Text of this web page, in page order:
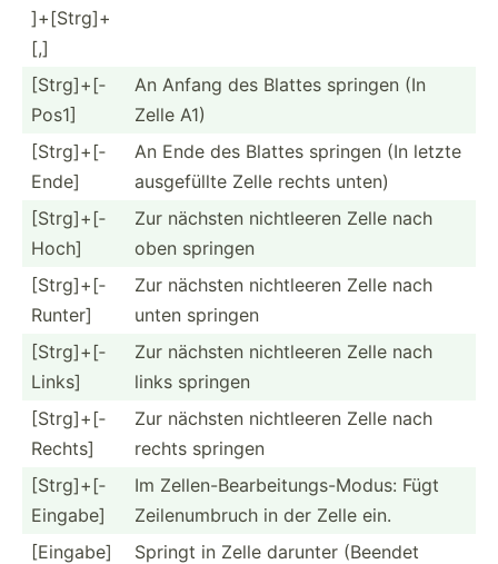
]+­[​S­trg­]+
[,]
[​Strg­]+[­
Pos1]
An Anfang des Blattes springen (In
Zelle A1)
[​Strg­]+[­
Ende]
An Ende des Blattes springen (In letzte
ausgef­üllte Zelle rechts unten)
[​Strg­]+[­
Hoch]
Zur nächsten nichtl­eeren Zelle nach
oben springen
[​Strg­]+[­
Runter]
Zur nächsten nichtl­eeren Zelle nach
unten springen
[​Strg­]+[­
Links]
Zur nächsten nichtl­eeren Zelle nach
links springen
[​Strg­]+[­
Rechts]
Zur nächsten nichtl­eeren Zelle nach
rechts springen
[​Strg­]+[­
Ein­gabe]
Im Zellen­-Be­arb­eit­ung­s-M­odus: Fügt
Zeilen­umbruch in der Zelle ein.
[Eingabe]
Springt in Zelle darunter (Beendet